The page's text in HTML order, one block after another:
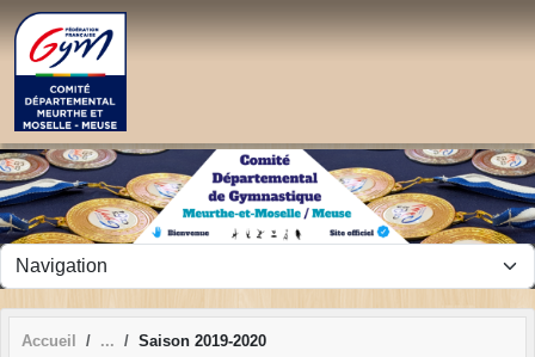
Accueil Saison 2019-2020
Panneau de gestion des cookies